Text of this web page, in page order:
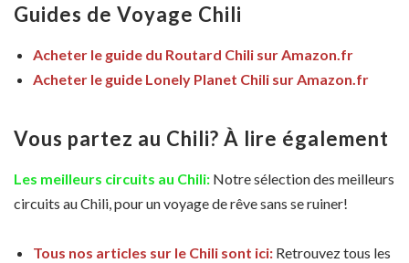
Guides de Voyage Chili
Acheter le guide du Routard Chili sur Amazon.fr
Acheter le guide Lonely Planet Chili sur Amazon.fr
Vous partez au Chili? À lire également
Les meilleurs circuits au Chili: Notre sélection des meilleurs
circuits au Chili, pour un voyage de rêve sans se ruiner!
Tous nos articles sur le Chili sont ici: Retrouvez tous les